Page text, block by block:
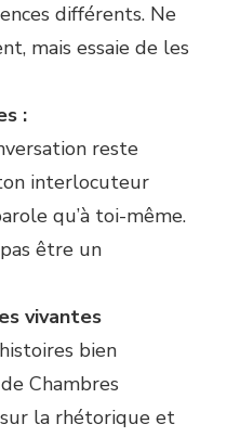
différents. Ne
mais essaie de les
:
reste
interlocuteur
qu’à toi-même.
être un
vivantes
bien
Chambres
la rhétorique et